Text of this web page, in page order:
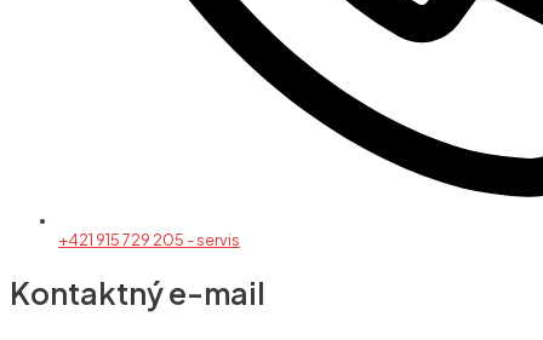
+421 915 729 205 - servis
Kontaktný e-mail